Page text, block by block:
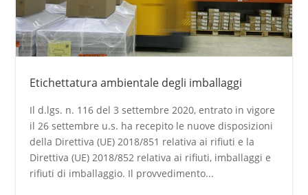
Etichettatura ambientale degli imballaggi
Il d.lgs. n. 116 del 3 settembre 2020, entrato in vigore
il 26 settembre u.s. ha recepito le nuove disposizioni
della Direttiva (UE) 2018/851 relativa ai rifiuti e la
Direttiva (UE) 2018/852 relativa ai rifiuti, imballaggi e
rifiuti di imballaggio. Il provvedimento...